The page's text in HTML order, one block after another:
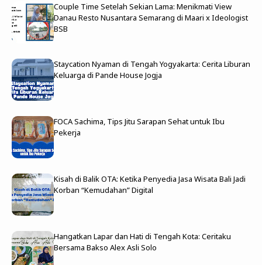
Couple Time Setelah Sekian Lama: Menikmati View
Danau Resto Nusantara Semarang di Maari x Ideologist
BSB
Staycation Nyaman di Tengah Yogyakarta: Cerita Liburan
Keluarga di Pande House Jogja
FOCA Sachima, Tips Jitu Sarapan Sehat untuk Ibu
Pekerja
Kisah di Balik OTA: Ketika Penyedia Jasa Wisata Bali Jadi
Korban “Kemudahan” Digital
Hangatkan Lapar dan Hati di Tengah Kota: Ceritaku
Bersama Bakso Alex Asli Solo